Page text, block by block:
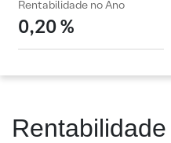
Rentabilidade no Ano
0,20 %
Rentabilidade